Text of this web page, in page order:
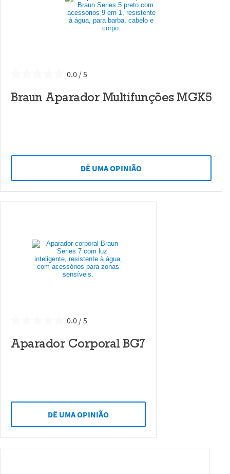
0.0
Braun Aparador Multifunções MGK5
DÊ UMA OPINIÃO
0.0
Aparador Corporal BG7
DÊ UMA OPINIÃO